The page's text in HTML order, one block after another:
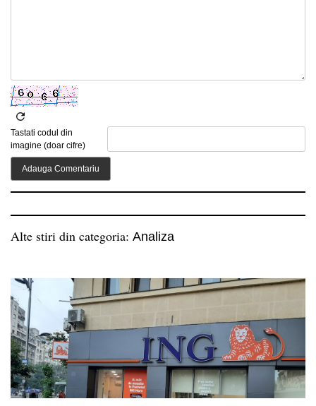
Tastati codul din
imagine (doar cifre)
Alte stiri din categoria: Analiza